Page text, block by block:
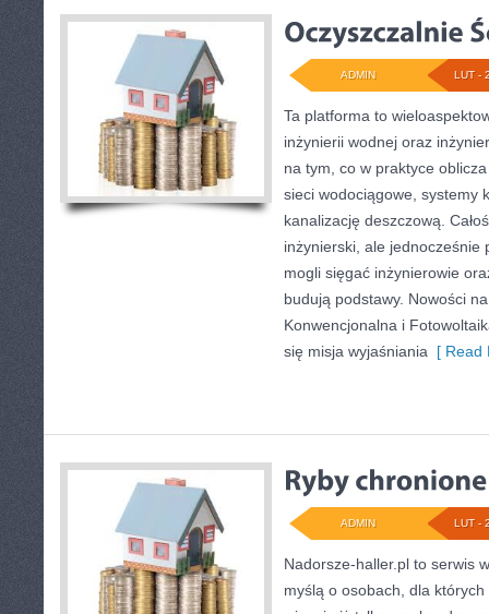
LUT -
ADMIN
Ta platforma to
inżynierii wodnej oraz
na tym, co w praktyce
sieci wodociągowe, systemy
kanalizację deszczową.
inżynierski, ale jednocześnie
mogli sięgać inżynierowie
budują podstawy. Nowości
Konwencjonalna i
się misja wyjaśniania [ Read
LUT -
ADMIN
Nadorsze-haller.pl to serwis
myślą o osobach, dla